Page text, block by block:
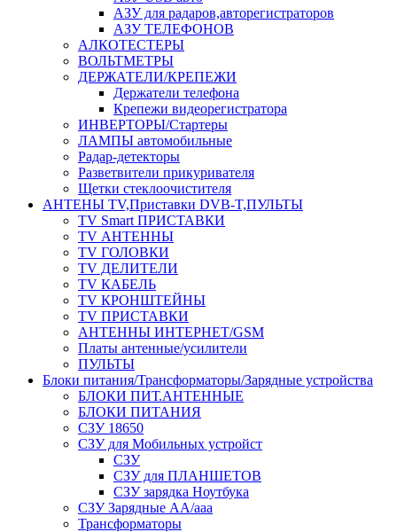
АЗУ для радаров,авторегистраторов
АЗУ ТЕЛЕФОНОВ
АЛКОТЕСТЕРЫ
ВОЛЬТМЕТРЫ
ДЕРЖАТЕЛИ/КРЕПЕЖИ
Держатели телефона
Крепежи видеорегистратора
ИНВЕРТОРЫ/Стартеры
ЛАМПЫ автомобильные
Радар-детекторы
Разветвители прикуривателя
Щетки стеклоочистителя
АНТЕНЫ ТV,Приставки DVB-T,ПУЛЬТЫ
TV Smart ПРИСТАВКИ
TV АНТЕННЫ
TV ГОЛОВКИ
TV ДЕЛИТЕЛИ
TV КАБЕЛЬ
TV КРОНШТЕЙНЫ
TV ПРИСТАВКИ
АНТЕННЫ ИНТЕРНЕТ/GSM
Платы антенные/усилители
ПУЛЬТЫ
Блоки питания/Трансформаторы/Зарядные устройства
БЛОКИ ПИТ.АНТЕННЫЕ
БЛОКИ ПИТАНИЯ
СЗУ 18650
СЗУ для Мобильных устройст
СЗУ
СЗУ для ПЛАНШЕТОВ
СЗУ зарядка Ноутбука
СЗУ Зарядные АА/ааа
Трансформаторы